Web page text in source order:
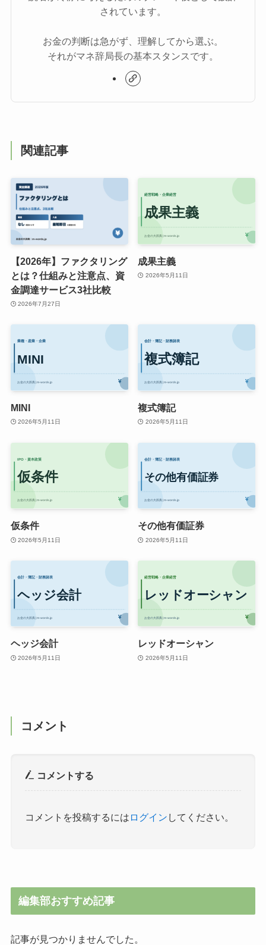
されています。
お金の判断は急がず、理解してから選ぶ。
それがマネ辞局長の基本スタンスです。
関連記事
【2026年】ファクタリング
とは？仕組みと注意点、資
金調達サービス3社比較
2026年7月27日
成果主義
2026年5月11日
MINI
2026年5月11日
複式簿記
2026年5月11日
仮条件
2026年5月11日
その他有価証券
2026年5月11日
ヘッジ会計
2026年5月11日
レッドオーシャン
2026年5月11日
コメント
コメントする
コメントを投稿するには ログイン してください。
編集部おすすめ記事
記事が見つかりませんでした。